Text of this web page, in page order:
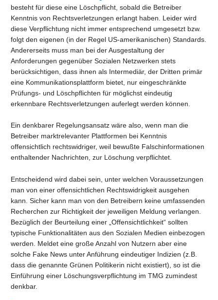
besteht für diese eine Löschpflicht, sobald die Betreiber
Kenntnis von Rechtsverletzungen erlangt haben. Leider wird
diese Verpflichtung nicht immer entsprechend umgesetzt bzw.
folgt den eigenen (in der Regel US-amerikanischen) Standards.
Andererseits muss man bei der Ausgestaltung der
Anforderungen gegenüber Sozialen Netzwerken stets
berücksichtigen, dass ihnen als Intermediär, der Dritten primär
eine Kommunikationsplattform bietet, nur eingeschränkte
Prüfungs- und Löschpflichten für möglichst eindeutig
erkennbare Rechtsverletzungen auferlegt werden können.
Ein denkbarer Regelungsansatz wäre also, wenn man die
Betreiber marktrelevanter Plattformen bei Kenntnis
offensichtlich rechtswidriger, weil bewußte Falschinformationen
enthaltender Nachrichten, zur Löschung verpflichtet.
Entscheidend wird dabei sein, unter welchen Voraussetzungen
man von einer offensichtlichen Rechtswidrigkeit ausgehen
kann. Sicher kann man von den Betreibern keine umfassenden
Recherchen zur Richtigkeit der jeweiligen Meldung verlangen.
Bezüglich der Beurteilung einer „Offensichtlichkeit“ sollten
typische Funktionalitäten aus den Sozialen Medien einbezogen
werden. Meldet eine große Anzahl von Nutzern aber eine
solche Fake News unter Anführung eindeutiger Indizien (z.B.
dass die genannte Grünen Politikerin nicht existiert), so ist die
Einführung einer Löschungsverpflichtung im TMG zumindest
denkbar.